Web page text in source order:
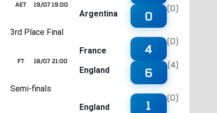
19/07 19:00
AET
Argentina
0
(0)
3rd Place Final
18/07 21:00
FT
France
England
4
(0)
6
(4)
Semi-finals
England
1
(0)